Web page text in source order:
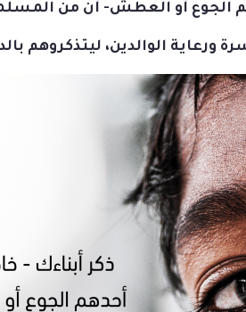
الجوع أو العطش- أن من
ورعاية الوالدين، ليتذكروهم